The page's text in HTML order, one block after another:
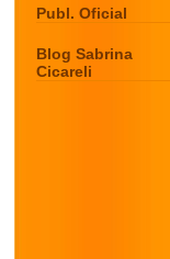
Publ. Oficial
Blog Sabrina
Cicareli